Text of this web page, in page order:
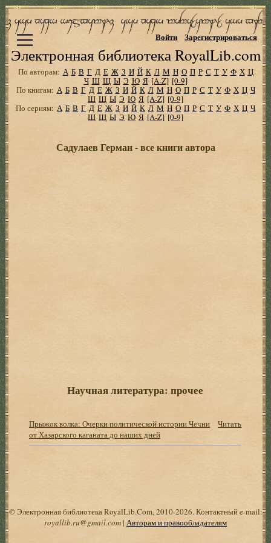
Электронная библиотека RoyalLib.com
Войти Зарегистрироваться
По авторам: А Б В Г Д Е Ж З И Й К Л М Н О П Р С Т У Ф Х Ц
Ч Ш Щ Ы Э Ю Я [A-Z] [0-9]
По книгам: А Б В Г Д Е Ж З И Й К Л М Н О П Р С Т У Ф Х Ц Ч
Ш Щ Ы Э Ю Я [A-Z] [0-9]
По сериям: А Б В Г Д Е Ж З И Й К Л М Н О П Р С Т У Ф Х Ц Ч
Ш Щ Ы Э Ю Я [A-Z] [0-9]
Садулаев Герман - все книги автора
Научная литература: прочее
Прыжок волка: Очерки политической истории Чечни
от Хазарского каганата до наших дней
Читать
© Электронная библиотека RoyalLib.Com, 2010-2026. Контактный e-mail:
royallib.ru@gmail.com| Авторам и правообладателям